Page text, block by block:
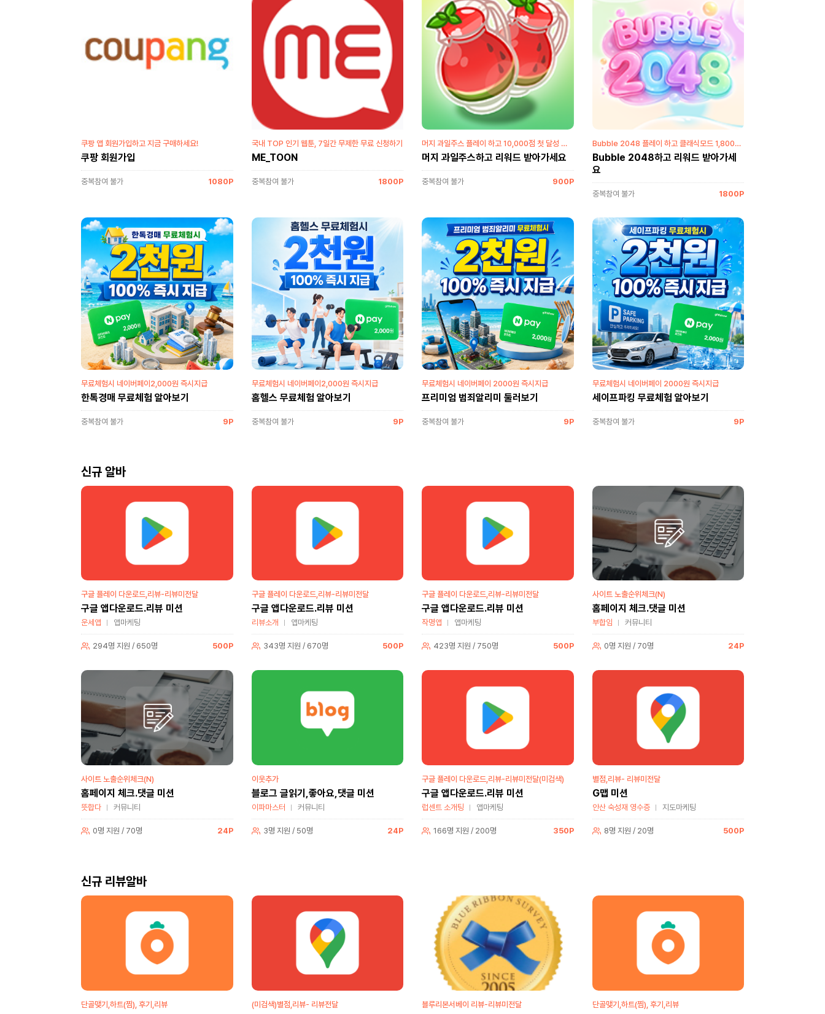
쿠팡 앱 회원가입하고 지금 구매하세요!
쿠팡 회원가입
중복참여 불가 1080P
국내 TOP 인기 웹툰, 7일간 무제한 무료 신청하기
ME_TOON
중복참여 불가 1800P
머지 과일주스 플레이 하고 10,000점 첫 달성 하
면 리워드 지급!
머지 과일주스하고 리워드 받아가세요
중복참여 불가 900P
Bubble 2048 플레이 하고 클래식모드 1,800점
첫 달성 하면 리워드 지급!
Bubble 2048하고 리워드 받아가세
요
중복참여 불가 1800P
무료체험시 네이버페이2,000원 즉시지급
한톡경매 무료체험 알아보기
중복참여 불가 9P
무료체험시 네이버페이2,000원 즉시지급
홈헬스 무료체험 알아보기
중복참여 불가 9P
무료체험시 네이버페이 2000원 즉시지급
프리미엄 범죄알리미 둘러보기
중복참여 불가 9P
무료체험시 네이버페이 2000원 즉시지급
세이프파킹 무료체험 알아보기
중복참여 불가 9P
신규 알바
구글 플레이 다운로드,리뷰-리뷰미전달
구글 앱다운로드.리뷰 미션
운세앱 앱마케팅
294명 지원 / 650명 500P
구글 플레이 다운로드,리뷰-리뷰미전달
구글 앱다운로드.리뷰 미션
리뷰소개 앱마케팅
343명 지원 / 670명 500P
구글 플레이 다운로드,리뷰-리뷰미전달
구글 앱다운로드.리뷰 미션
작명앱 앱마케팅
423명 지원 / 750명 500P
사이트 노출순위체크(N)
홈페이지 체크.댓글 미션
부합임 커뮤니티
0명 지원 / 70명 24P
사이트 노출순위체크(N)
홈페이지 체크.댓글 미션
뜻합다 커뮤니티
0명 지원 / 70명 24P
이웃추가
블로그 글읽기,좋아요,댓글 미션
이파마스터 커뮤니티
3명 지원 / 50명 24P
구글 플레이 다운로드,리뷰-리뷰미전달(미검색)
구글 앱다운로드.리뷰 미션
럽센트 소개팅 앱마케팅
166명 지원 / 200명 350P
별점,리뷰- 리뷰미전달
G맵 미션
안산 숙성재 영수증 지도마케팅
8명 지원 / 20명 500P
신규 리뷰알바
단골맺기,하트(찜), 후기,리뷰 (미검색)별점,리뷰- 리뷰전달 블루리본서베이 리뷰-리뷰미전달 단골맺기,하트(찜), 후기,리뷰